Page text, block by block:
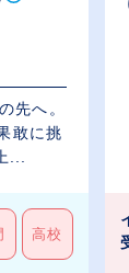
先へ。
敢に挑
...
高校